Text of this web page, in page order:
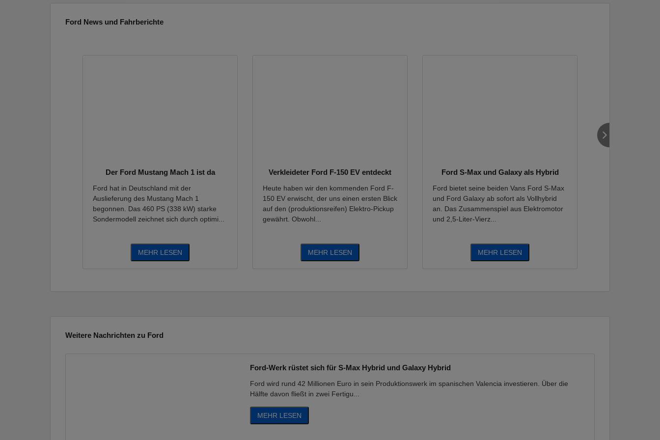
Ford News und Fahrberichte
Der Ford Mustang Mach 1 ist da
Ford hat in Deutschland mit der
Auslieferung des Mustang Mach 1
begonnen. Das 460 PS (338 kW) starke
Sondermodell zeichnet sich durch optimi...
MEHR LESEN
Verkleideter Ford F-150 EV entdeckt
Heute haben wir den kommenden Ford F-
150 EV erwischt, der uns einen ersten Blick
auf den (produktionsreifen) Elektro-Pickup
gewährt. Obwohl...
MEHR LESEN
Ford S-Max und Galaxy als Hybrid
Ford bietet seine beiden Vans Ford S-Max
und Ford Galaxy ab sofort als Vollhybrid
an. Das Zusammenspiel aus Elektromotor
und 2,5-Liter-Vierz...
MEHR LESEN
Weitere Nachrichten zu Ford
Ford-Werk rüstet sich für S-Max Hybrid und Galaxy Hybrid
Ford wird rund 42 Millionen Euro in sein Produktionswerk im spanischen Valencia investieren. Über die
Hälfte davon fließt in zwei Fertigu...
MEHR LESEN